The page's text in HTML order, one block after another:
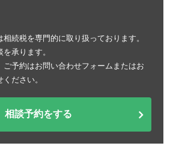
続税を専門的に取り扱っております。
承ります。
ご予約はお問い合わせフォームまたはお
ださい。
相談予約をする